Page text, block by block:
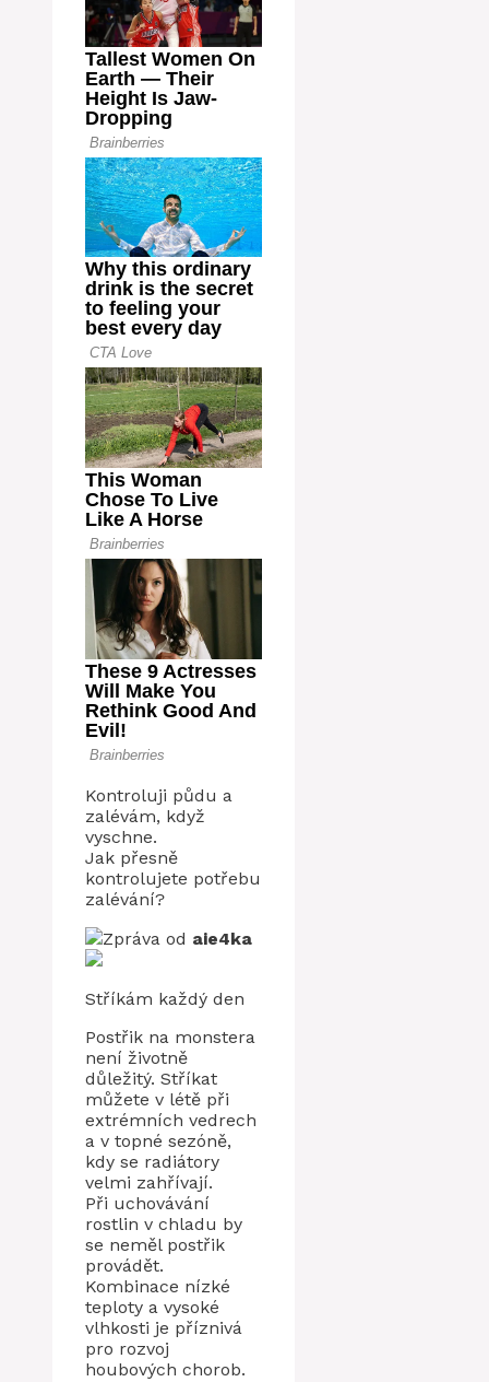
Kontroluji půdu a
zalévám, když
vyschne.
Jak přesně
kontrolujete potřebu
zalévání?
Zpráva od aie4ka
Stříkám každý den
Postřik na monstera
není životně
důležitý. Stříkat
můžete v létě při
extrémních vedrech
a v topné sezóně,
kdy se radiátory
velmi zahřívají.
Při uchovávání
rostlin v chladu by
se neměl postřik
provádět.
Kombinace nízké
teploty a vysoké
vlhkosti je příznivá
pro rozvoj
houbových chorob.